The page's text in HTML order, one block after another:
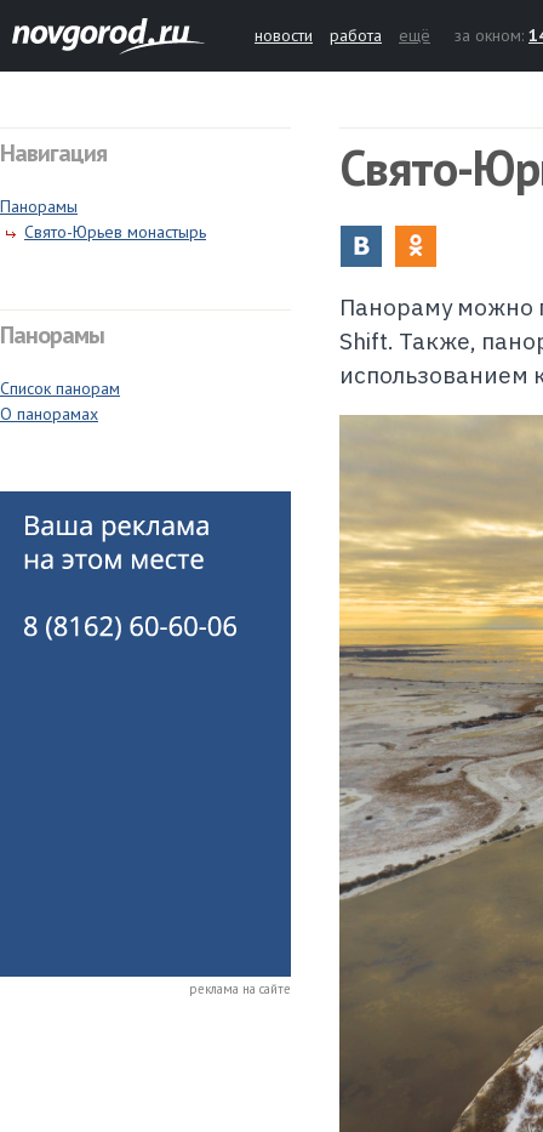
новости работа ещё за окном:
Навигация
Панорамы
Свято-Юрьев монастырь
Панорамы
Список панорам
О панорамах
реклама на сайте
Свято-
Панораму
Shift. Также,
использованием